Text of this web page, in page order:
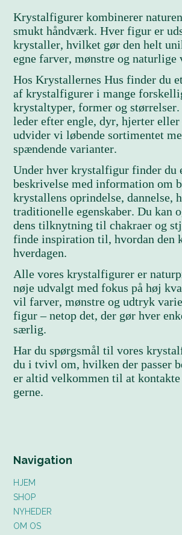
Krystalfigurer kombinerer
smukt håndværk. Hver figur er
krystaller, hvilket gør den helt
egne farver, mønstre og naturlige
Hos Krystallernes Hus finder du
af krystalfigurer i mange
krystaltyper, former og størrelser.
leder efter engle, dyr, hjerter
udvider vi løbende sortimentet
spændende varianter.
Under hver krystalfigur finder du
beskrivelse med information om
krystallens oprindelse, dannelse,
traditionelle egenskaber. Du kan
dens tilknytning til chakraer og
finde inspiration til, hvordan den
hverdagen.
Alle vores krystalfigurer er
nøje udvalgt med fokus på høj
vil farver, mønstre og udtryk
figur – netop det, der gør hver
særlig.
Har du spørgsmål til vores
du i tvivl om, hvilken der passer
er altid velkommen til at
gerne.
Navigation
HJEM
SHOP
NYHEDER
OM OS